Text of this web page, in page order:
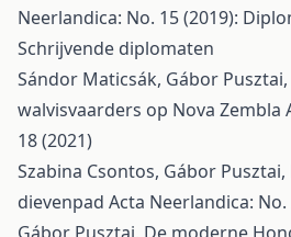
Neerlandica: No. 15 (2019):
Schrijvende diplomaten
Sándor Maticsák, Gábor Pusztai,
walvisvaarders op Nova Zembla
18 (2021)
Szabina Csontos, Gábor Pusztai,
dievenpad Acta Neerlandica: No.